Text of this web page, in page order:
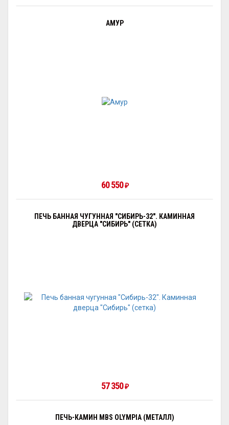
АМУР
60 550₽
ПЕЧЬ БАННАЯ ЧУГУННАЯ "СИБИРЬ-32". КАМИННАЯ
ДВЕРЦА "СИБИРЬ" (СЕТКА)
57 350₽
ПЕЧЬ-КАМИН MBS OLYMPIA (МЕТАЛЛ)